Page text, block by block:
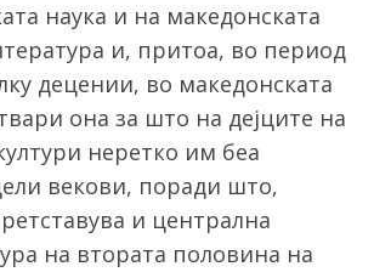
наука и на македонската
и, притоа, во период
децении, во македонската
она за што на дејците на
неретко им беа
векови, поради што,
и централна
на втората половина на